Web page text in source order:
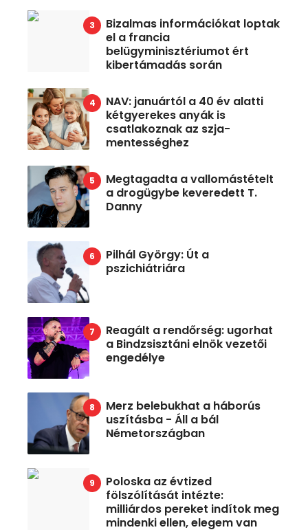
Bizalmas információkat loptak
el a francia
belügyminisztériumot ért
kibertámadás során
NAV: januártól a 40 év alatti
kétgyerekes anyák is
csatlakoznak az szja-
mentességhez
Megtagadta a vallomástételt
a drogügybe keveredett T.
Danny
Pilhál György: Út a
pszichiátriára
Reagált a rendőrség: ugorhat
a Bindzsisztáni elnök vezetői
engedélye
Merz belebukhat a háborús
uszításba - Áll a bál
Németországban
Poloska az évtized
fölszólítását intézte:
milliárdos pereket indítok meg
mindenki ellen, elegem van